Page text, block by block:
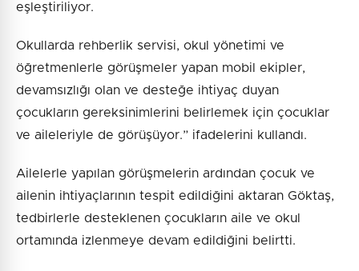
eşleştiriliyor.
Okullarda rehberlik servisi, okul yönetimi ve
öğretmenlerle görüşmeler yapan mobil ekipler,
devamsızlığı olan ve desteğe ihtiyaç duyan
çocukların gereksinimlerini belirlemek için çocuklar
ve aileleriyle de görüşüyor.” ifadelerini kullandı.
Ailelerle yapılan görüşmelerin ardından çocuk ve
ailenin ihtiyaçlarının tespit edildiğini aktaran Göktaş,
tedbirlerle desteklenen çocukların aile ve okul
ortamında izlenmeye devam edildiğini belirtti.